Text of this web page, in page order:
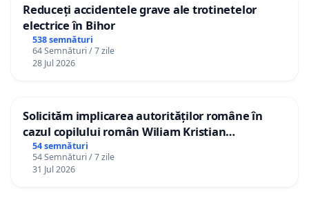
Reduceți accidentele grave ale trotinetelor
electrice în Bihor
538 semnături
64 Semnături / 7 zile
28 Jul 2026
Solicităm implicarea autorităților române în
cazul copilului român Wiliam Kristian
Gheorghe, aflat în plasament în Danemarca de
12 ani
54 semnături
54 Semnături / 7 zile
31 Jul 2026